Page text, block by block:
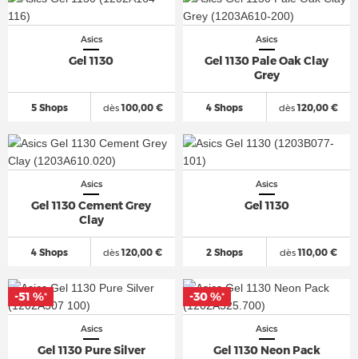
Asics
Gel 1130
5 Shops dès100,00 €
Asics
Gel 1130 Pale Oak Clay
Grey
4 Shops dès120,00 €
Asics
Gel 1130 Cement Grey
Clay
4 Shops dès120,00 €
Asics
Gel 1130
2 Shops dès110,00 €
Asics
Gel 1130 Pure Silver
-51 %*
Asics
Gel 1130 Neon Pack
-30 %*